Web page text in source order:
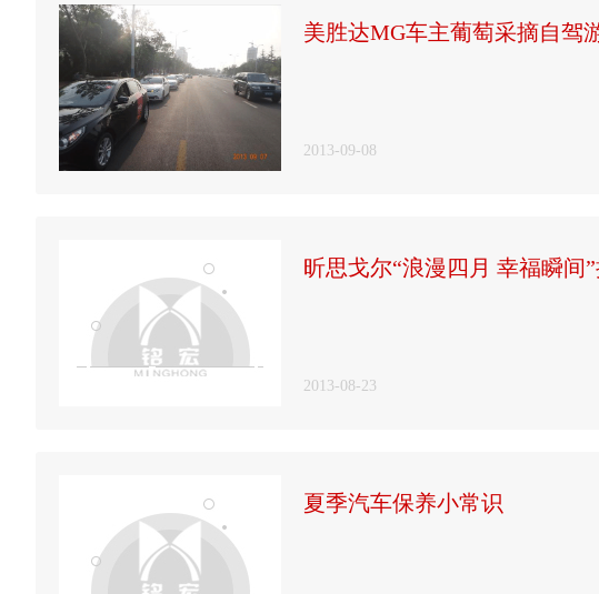
美胜达MG车主葡萄采摘自驾
2013-09-08
昕思戈尔“浪漫四月 幸福瞬间
2013-08-23
夏季汽车保养小常识